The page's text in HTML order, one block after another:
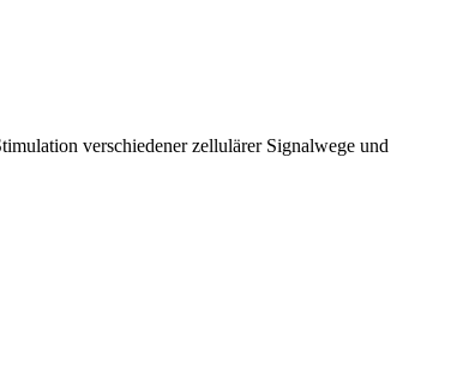
verschiedener zellulärer Signalwege und